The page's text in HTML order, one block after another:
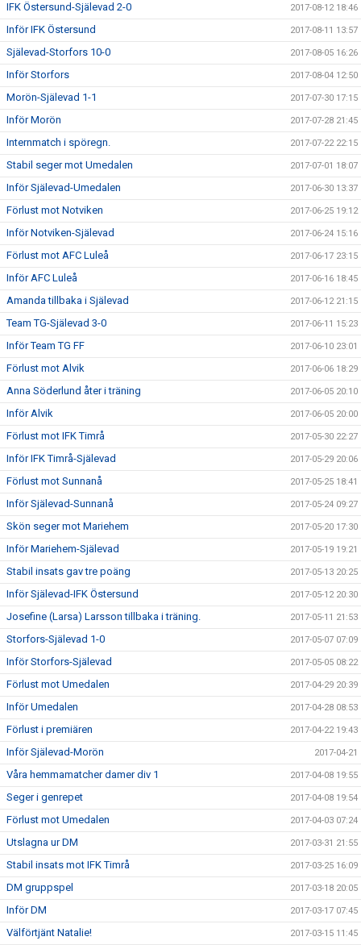
IFK Östersund-Själevad 2-0 2017-08-12 18:46
Inför IFK Östersund 2017-08-11 13:57
Själevad-Storfors 10-0 2017-08-05 16:26
Inför Storfors 2017-08-04 12:50
Morön-Själevad 1-1 2017-07-30 17:15
Inför Morön 2017-07-28 21:45
Internmatch i spöregn. 2017-07-22 22:15
Stabil seger mot Umedalen 2017-07-01 18:07
Inför Själevad-Umedalen 2017-06-30 13:37
Förlust mot Notviken 2017-06-25 19:12
Inför Notviken-Själevad 2017-06-24 15:16
Förlust mot AFC Luleå 2017-06-17 23:15
Inför AFC Luleå 2017-06-16 18:45
Amanda tillbaka i Själevad 2017-06-12 21:15
Team TG-Själevad 3-0 2017-06-11 15:23
Inför Team TG FF 2017-06-10 23:01
Förlust mot Alvik 2017-06-06 18:29
Anna Söderlund åter i träning 2017-06-05 20:10
Inför Alvik 2017-06-05 20:00
Förlust mot IFK Timrå 2017-05-30 22:27
Inför IFK Timrå-Själevad 2017-05-29 20:06
Förlust mot Sunnanå 2017-05-25 18:41
Inför Själevad-Sunnanå 2017-05-24 09:27
Skön seger mot Mariehem 2017-05-20 17:30
Inför Mariehem-Själevad 2017-05-19 19:21
Stabil insats gav tre poäng 2017-05-13 20:25
Inför Själevad-IFK Östersund 2017-05-12 20:30
Josefine (Larsa) Larsson tillbaka i träning. 2017-05-11 21:53
Storfors-Själevad 1-0 2017-05-07 07:09
Inför Storfors-Själevad 2017-05-05 08:22
Förlust mot Umedalen 2017-04-29 20:39
Inför Umedalen 2017-04-28 08:53
Förlust i premiären 2017-04-22 19:43
Inför Själevad-Morön 2017-04-21
Våra hemmamatcher damer div 1 2017-04-08 19:55
Seger i genrepet 2017-04-08 19:54
Förlust mot Umedalen 2017-04-03 07:24
Utslagna ur DM 2017-03-31 21:55
Stabil insats mot IFK Timrå 2017-03-25 16:09
DM gruppspel 2017-03-18 20:05
Inför DM 2017-03-17 07:45
Välförtjänt Natalie! 2017-03-15 11:45